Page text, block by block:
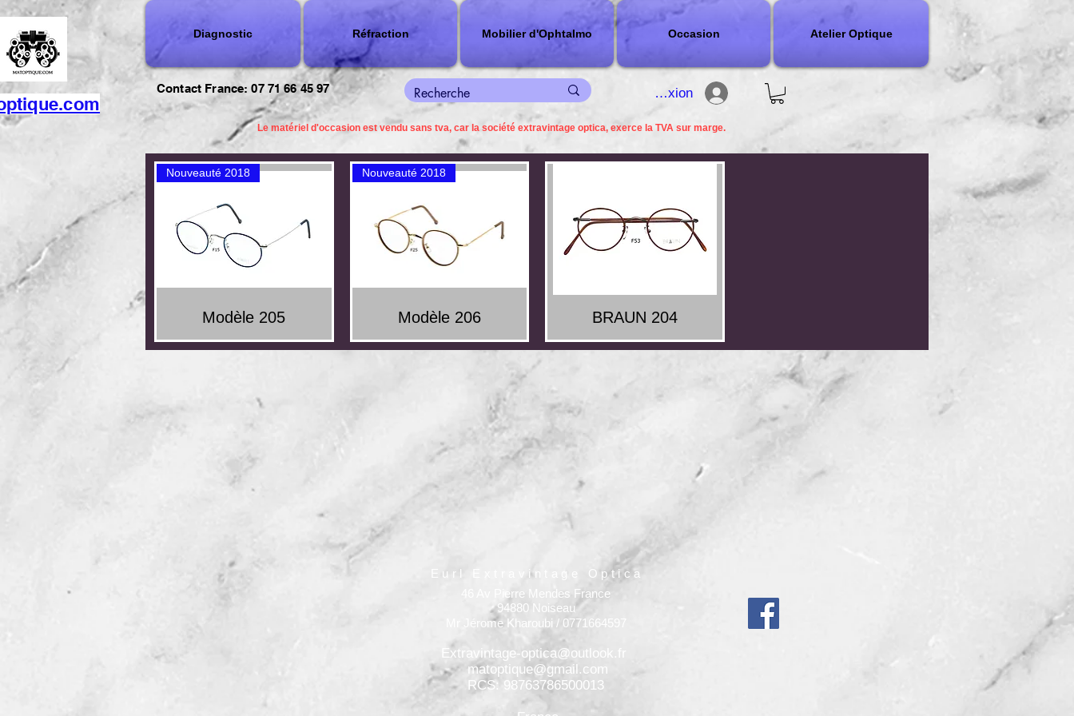
Diagnostic Réfraction Mobilier d'Ophtalmo Occasion Atelier Optique
Contact France: 07 71 66 45 97 connexion
Le matériel d'occasion est vendu sans tva, car la société extravintage optica, exerce la TVA sur marge.
Quick View
Nouveauté 2018
Modèle 205 Quick View
Nouveauté 2018
Modèle 206 Quick View
BRAUN 204
Eurl Extravintage Optica
46 Av Pierre Mendes France
94880 Noiseau
Mr Jérome Kharoubi / 0771664597
Extravintage-optica@outlook.fr
matoptique@gmail.com
RCS: 98763786500013